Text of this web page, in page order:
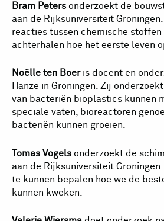
Bram Peters onderzoekt de
aan de Rijksuniversiteit
reacties tussen chemische
achterhalen hoe het eerste leven
Noëlle ten Boeris docent en
Hanze in Groningen. Zij
van bacteriën bioplastics kunnen
speciale vaten, bioreactoren
bacteriën kunnen groeien.
Tomas Vogels onderzoekt de
aan de Rijksuniversiteit
te kunnen bepalen hoe we de
kunnen kweken.